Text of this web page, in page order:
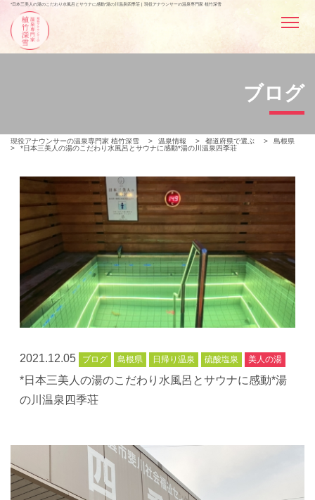
*日本三美人の湯のこだわり水風呂とサウナに感動*湯の川温泉四季荘 | 現役アナウンサーの温泉専門家 植竹深雪
ブログ
現役アナウンサーの温泉専門家 植竹深雪 > 温泉情報 > 都道府県で選ぶ >
島根県
>
*日本三美人の湯のこだわり水風呂とサウナに感動*湯の川温泉四季荘
2021.12.05 ブログ 島根県 日帰り温泉 硫酸塩泉 美人の湯
*日本三美人の湯のこだわり水風呂とサウナに感動*湯
の川温泉四季荘